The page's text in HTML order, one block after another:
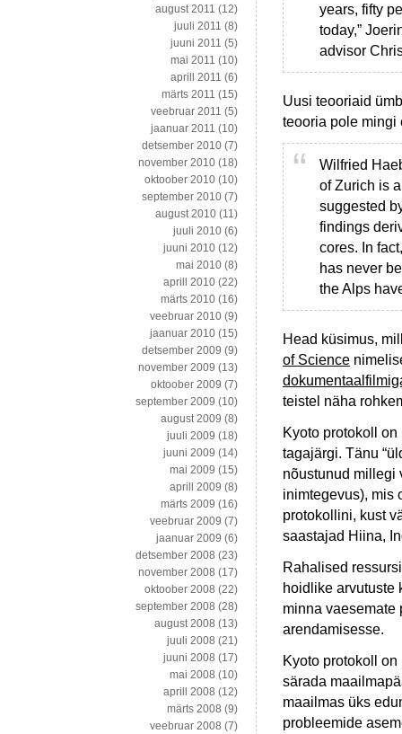
years, fifty
today,”
advisor
Uusi teooriaid
teooria pole mingi
Wilfried
of Zurich is
suggested
findings
cores. In
has never
the Alps
Head küsimus,
of Science
teistel näha
Kyoto protokoll
tagajärgi. Tänu
nõustunud millegi
inimtegevus), mis
protokollini, kust
saastajad Hiina,
Rahalised
hoidlike arvutuste
minna vaesemate
arendamisesse.
Kyoto protokoll
särada
maailmas üks
probleemide
august 2011 (12)
juuli 2011 (8)
juuni 2011 (5)
mai 2011 (10)
aprill 2011 (6)
märts 2011 (15)
veebruar 2011 (5)
jaanuar 2011 (10)
detsember 2010 (7)
november 2010 (18)
oktoober 2010 (10)
september 2010 (7)
august 2010 (11)
juuli 2010 (6)
juuni 2010 (12)
mai 2010 (8)
aprill 2010 (22)
märts 2010 (16)
veebruar 2010 (9)
jaanuar 2010 (15)
detsember 2009 (9)
november 2009 (13)
oktoober 2009 (7)
september 2009 (10)
august 2009 (8)
juuli 2009 (18)
juuni 2009 (14)
mai 2009 (15)
aprill 2009 (8)
märts 2009 (16)
veebruar 2009 (7)
jaanuar 2009 (6)
detsember 2008 (23)
november 2008 (17)
oktoober 2008 (22)
september 2008 (28)
august 2008 (13)
juuli 2008 (21)
juuni 2008 (17)
mai 2008 (10)
aprill 2008 (12)
märts 2008 (9)
veebruar 2008 (7)